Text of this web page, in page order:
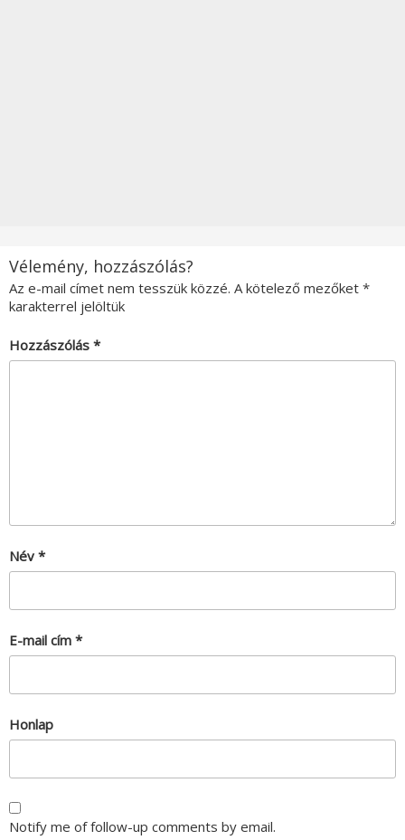
Vélemény, hozzászólás?
Az e-mail címet nem tesszük közzé. A kötelező mezőket *
karakterrel jelöltük
Hozzászólás *
Név *
E-mail cím *
Honlap
Notify me of follow-up comments by email.